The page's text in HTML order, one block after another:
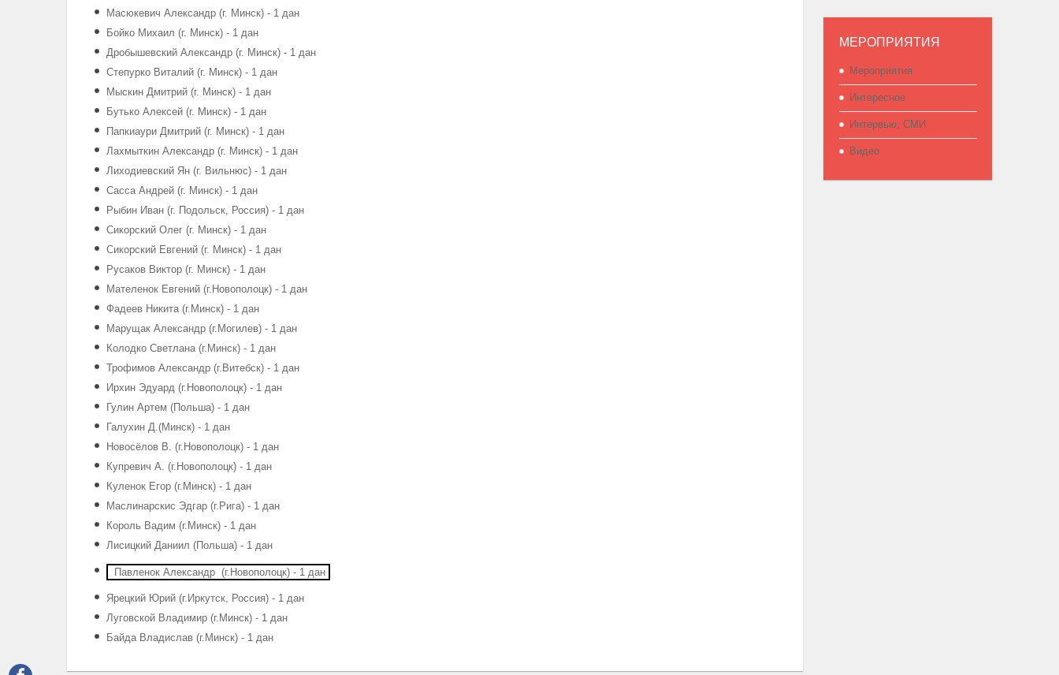
Масюкевич Александр (г. Минск) - 1 дан
Бойко Михаил (г. Минск) - 1 дан
Дробышевский Александр (г. Минск) - 1 дан
Степурко Виталий (г. Минск) - 1 дан
Мыскин Дмитрий (г. Минск) - 1 дан
Бутько Алексей (г. Минск) - 1 дан
Папкиаури Дмитрий (г. Минск) - 1 дан
Лахмыткин Александр (г. Минск) - 1 дан
Лиходиевский Ян (г. Вильнюс) - 1 дан
Сасса Андрей (г. Минск) - 1 дан
Рыбин Иван (г. Подольск, Россия) - 1 дан
Сикорский Олег (г. Минск) - 1 дан
Сикорский Евгений (г. Минск) - 1 дан
Русаков Виктор (г. Минск) - 1 дан
Мателенок Евгений (г.Новополоцк) - 1 дан
Фадеев Никита (г.Минск) - 1 дан
Марущак Александр (г.Могилев) - 1 дан
Колодко Светлана (г.Минск) - 1 дан
Трофимов Александр (г.Витебск) - 1 дан
Ирхин Эдуард (г.Новополоцк) - 1 дан
Гулин Артем (Польша) - 1 дан
Галухин Д.(Минск) - 1 дан
Новосёлов В. (г.Новополоцк) - 1 дан
Купревич А. (г.Новополоцк) - 1 дан
Куленок Егор (г.Минск) - 1 дан
Маслинарскис Эдгар (г.Рига) - 1 дан
Король Вадим (г.Минск) - 1 дан
Лисицкий Даниил (Польша) - 1 дан
Павленок Александр (г.Новополоцк) - 1 дан
Ярецкий Юрий (г.Иркутск, Россия) - 1 дан
Луговской Владимир (г.Минск) - 1 дан
Байда Владислав (г.Минск) - 1 дан
МЕРОПРИЯТИЯ
Мероприятия
Интересное
Интервью, СМИ
Видео